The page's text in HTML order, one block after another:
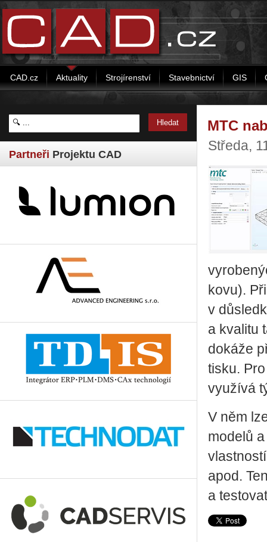
CAD.cz Aktuality Strojírenství Stavebnictví GIS
Partneři Projektu CAD
MTC
Středa,
kovu).
v
a kvalitu
dokáže
tisku.
využívá
V něm
modelů
apod.
a